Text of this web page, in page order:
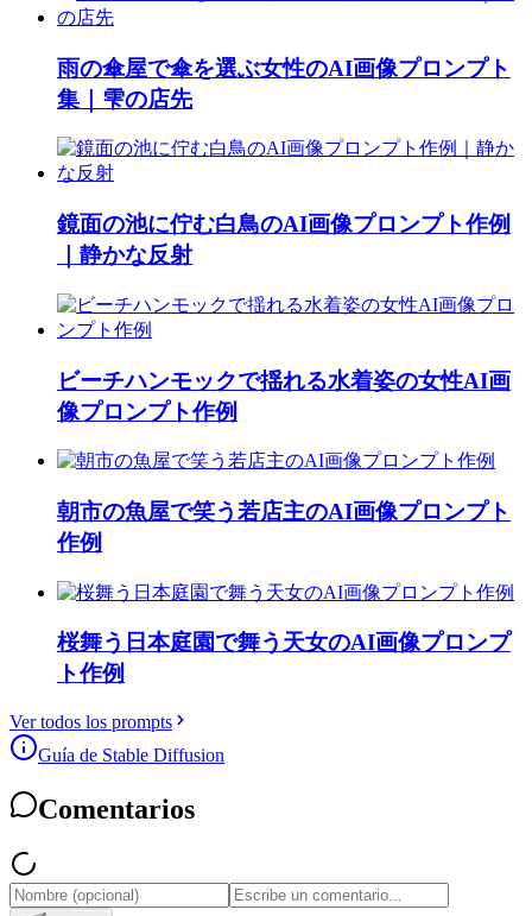
雨の傘屋で傘を選ぶ女性のAI画像プロンプト
集｜雫の店先
鏡面の池に佇む白鳥のAI画像プロンプト作例
｜静かな反射
ビーチハンモックで揺れる水着姿の女性AI画
像プロンプト作例
朝市の魚屋で笑う若店主のAI画像プロンプト
作例
桜舞う日本庭園で舞う天女のAI画像プロンプ
ト作例
Ver todos los prompts
Guía de Stable Diffusion
Comentarios